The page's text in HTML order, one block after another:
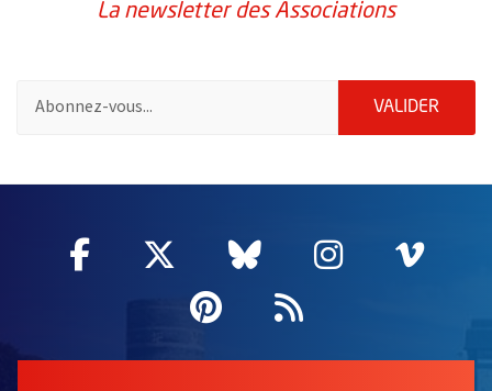
La newsletter des Associations
VALIDER
Facebook
, Ouvre une nouvelle fenêtre
Twitter
, Ouvre une nouvelle
Bluesky
, Ouvre une
Instagram
, Ouvre
,
Pinterest
, Ouvre une
Flux RSS